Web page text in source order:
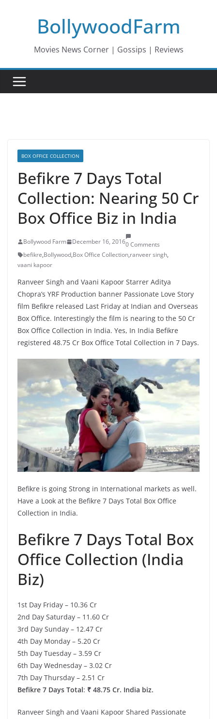
BollywoodFarm
Movies News Corner | Gossips | Reviews
BOX OFFICE COLLECTION
Befikre 7 Days Total
Collection: Nearing 50 Cr
Box Office Biz in India
Bollywood Farm December 16, 20160 Comments
befikre,Bollywood,Box Office Collection,ranveer singh,
vaani kapoor
Ranveer Singh and Vaani Kapoor Starrer Aditya
Chopra’s YRF Production banner Passionate Love Story
film Befikre released Last Friday at Indian and Overseas
Box Office. Interestingly the film is nearing to the 50 Cr
Box Office Collection in India. Yes, In India Befikre
registered 48.75 Cr Box Office Total Collection in 7 Days.
Befikre is going Strong in International markets as well.
Have a Look at the Befikre 7 Days Total Box Office
Collection in India.
Befikre 7 Days Total Box
Office Collection (India
Biz)
1st Day Friday – 10.36 Cr
2nd Day Saturday – 11.60 Cr
3rd Day Sunday – 12.47 Cr
4th Day Monday – 5.20 Cr
5th Day Tuesday – 3.59 Cr
6th Day Wednesday – 3.02 Cr
7th Day Thursday – 2.51 Cr
Befikre 7 Days Total: ₹ 48.75 Cr. India biz.
Ranveer Singh and Vaani Kapoor Shared Passionate